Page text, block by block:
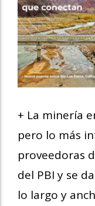
+ La minería
pero lo más
proveedoras
del PBI y se
lo largo y